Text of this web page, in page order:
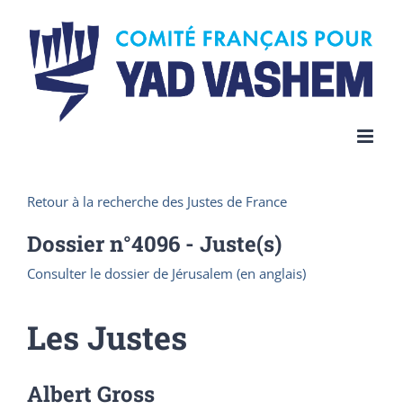
content
Retour à la recherche des Justes de France
Dossier n°4096 - Juste(s)
Consulter le dossier de Jérusalem (en anglais)
Les Justes
Albert Gross